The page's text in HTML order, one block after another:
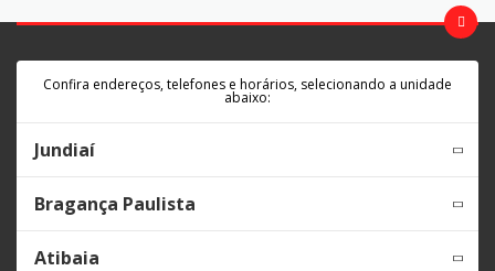
Confira endereços, telefones e horários, selecionando a unidade
abaixo:
Jundiaí
Bragança Paulista
Atibaia